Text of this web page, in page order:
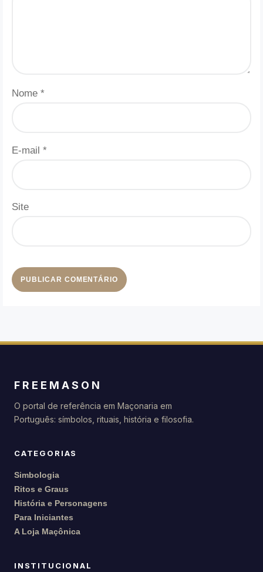
Nome *
E-mail *
Site
FREEMASON
O portal de referência em Maçonaria em
Português: símbolos, rituais, história e filosofia.
CATEGORIAS
Simbologia
Ritos e Graus
História e Personagens
Para Iniciantes
A Loja Maçônica
INSTITUCIONAL